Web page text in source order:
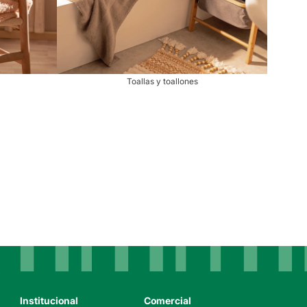
Toallas y toallones
Institucional Comercial